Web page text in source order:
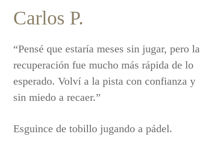
Carlos P.
“Pensé que estaría meses sin jugar, pero la
recuperación fue mucho más rápida de lo
esperado. Volví a la pista con confianza y
sin miedo a recaer.”
Esguince de tobillo jugando a pádel.